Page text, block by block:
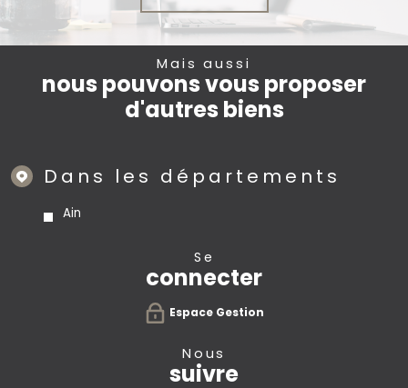
Mais aussi
nous pouvons vous proposer
d'autres biens
Dans les départements
Ain
se
connecter
Espace Gestion
nous
suivre